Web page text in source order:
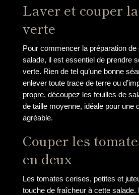
Laver et couper
verte
Pour commencer la préparation
salade, il est essentiel de prendre
verte. Rien de tel qu’une bonne
enlever toute trace de terre ou
propre, découpez les feuilles de
de taille moyenne, idéale pour une
agréable.
Couper les
en deux
Les tomates cerises, petites et
touche de fraîcheur à cette salade.